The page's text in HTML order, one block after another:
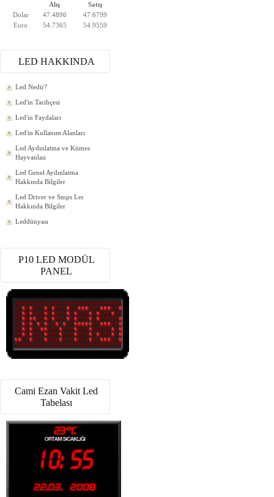
Alış
Satış
Dolar
47.4896
47.6799
Euro
54.7365 54.9559
LED HAKKINDA
Led Nedir?
Led'in Tarihçesi
Led'in Faydaları
Led'in Kullanım Alanları
Led Aydınlatma ve Kümes
Hayvanlaıı
Led Genel Aydınlatma
Hakkında Bilgiler
Led Driver ve Smps Ler
Hakkında Bilgiler
Leddünyası
P10 LED MODÜL
PANEL
Cami Ezan Vakit Led
Tabelası